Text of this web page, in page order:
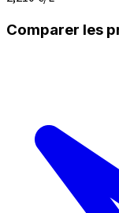
Comparer les